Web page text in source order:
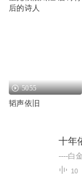
后的诗人
5055
韬声依旧
十年
10